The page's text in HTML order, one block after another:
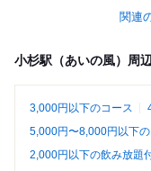
関連
小杉駅（あいの風）周
3,000円以下のコース
5,000円〜8,000円以下
2,000円以下の飲み放題